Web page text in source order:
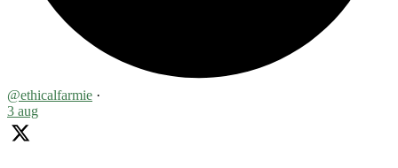
@ethicalfarmie ·
3 aug